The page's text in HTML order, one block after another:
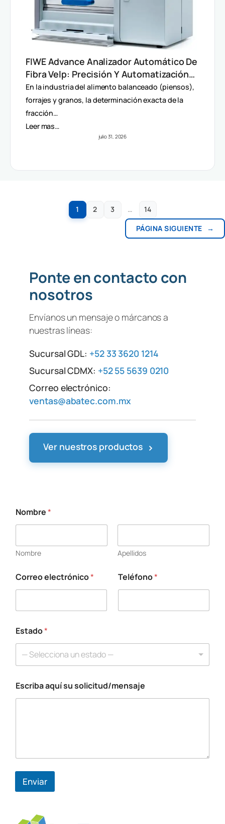
FIWE Advance Analizador Automático De
Fibra Velp: Precisión Y Automatización
En Método Van Soest
En la industria del alimento balanceado (piensos),
forrajes y granos, la determinación exacta de la
fracción…
Leer mas…
julio 31, 2026
1 2 3 …
14
PÁGINA SIGUIENTE
→
Ponte en contacto con
nosotros
Envíanos un mensaje o márcanos a
nuestras líneas:
Sucursal GDL: +52 33 3620 1214
Sucursal CDMX: +52 55 5639 0210
Correo electrónico:
ventas@abatec.com.mx
Ver nuestros productos ›
Nombre*
Nombre Apellidos
Correo electrónico*
E
s
a
d
Teléfono*
Estado*
— Selecciona un estado —
Escriba aquí su solicitud/mensaje
Enviar